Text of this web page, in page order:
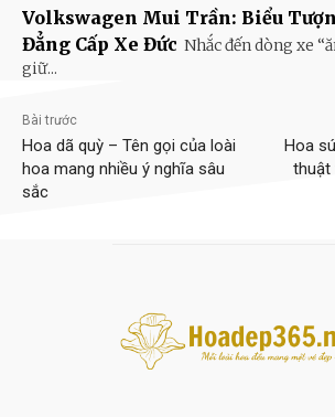
Volkswagen Mui Trần: Biểu
Đẳng Cấp Xe Đức Nhắc đến dòng xe
giữ...
Bài trước
Hoa dã quỳ – Tên gọi của loài
hoa mang nhiều ý nghĩa sâu
sắc
Hoa
thuật